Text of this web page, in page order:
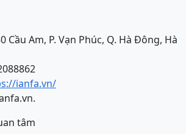
Cầu Am, P. Vạn Phúc, Q. Hà Đông, Hà
ianfa.vn/
tâm